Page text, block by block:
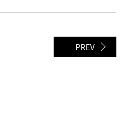
PREV